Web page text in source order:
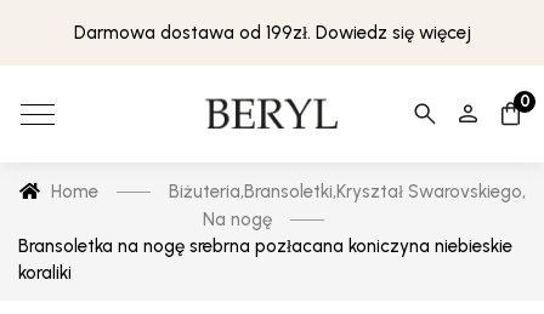
Darmowa dostawa od 199zł. Dowiedz się więcej
0
Home Biżuteria,Bransoletki,Kryształ Swarovskiego,
Na nogę
Bransoletka na nogę srebrna pozłacana koniczyna niebieskie
koraliki